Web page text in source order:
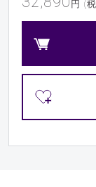
円 (